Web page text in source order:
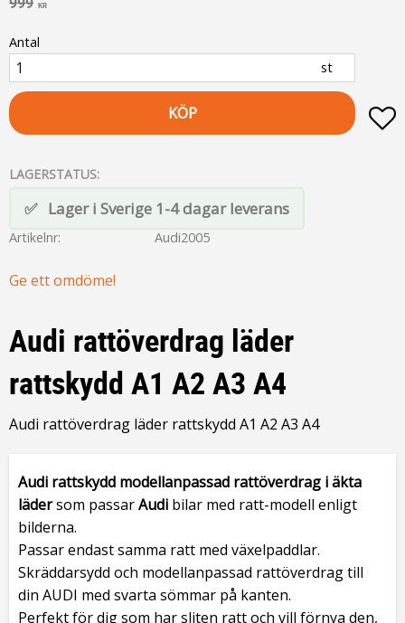
KR
Antal
st
KÖP
LAGERSTATUS
Lager i Sverige 1-4 dagar leverans
Artikelnr Audi2005
Ge ett omdöme!
Audi rattöverdrag läder
rattskydd A1 A2 A3 A4
Audi rattöverdrag läder rattskydd A1 A2 A3 A4
Audi rattskydd modellanpassad rattöverdrag i äkta
lädersom passarAudi bilar med ratt-modell enligt
bilderna.
Passar endast samma ratt med växelpaddlar.
Skräddarsydd och modellanpassad rattöverdrag till
din AUDI med svarta sömmar på kanten.
Perfekt för dig som har sliten ratt och vill förnya den,